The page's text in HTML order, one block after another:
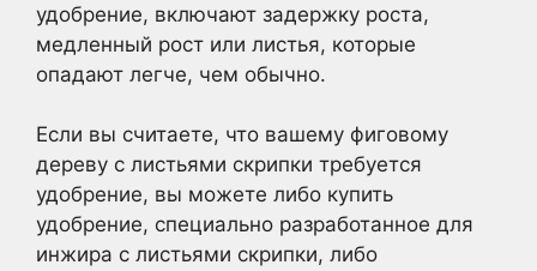
удобрение, включают задержку роста,
медленный рост или листья, которые
опадают легче, чем обычно.
Если вы считаете, что вашему фиговому
дереву с листьями скрипки требуется
удобрение, вы можете либо купить
удобрение, специально разработанное для
инжира с листьями скрипки, либо